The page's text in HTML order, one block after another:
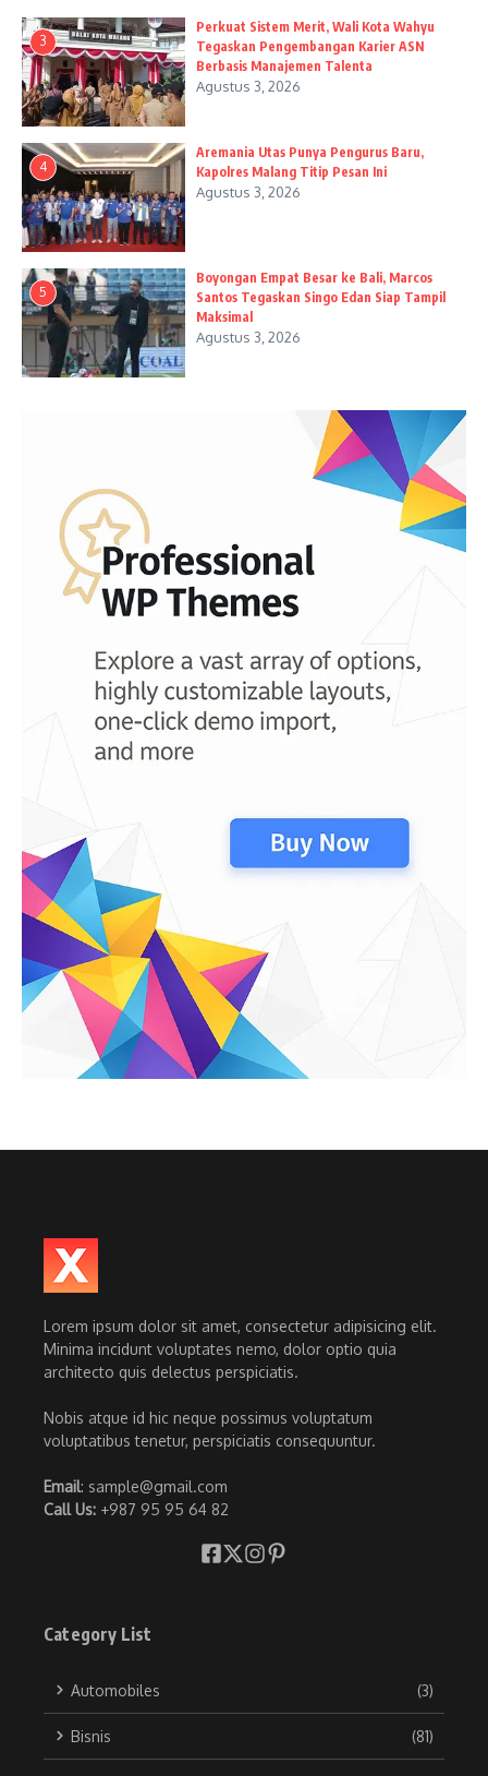
3
Perkuat Sistem Merit, Wali Kota Wahyu
Tegaskan Pengembangan Karier ASN
Berbasis Manajemen Talenta
Agustus 3, 2026
4
Aremania Utas Punya Pengurus Baru,
Kapolres Malang Titip Pesan Ini
Agustus 3, 2026
5
Boyongan Empat Besar ke Bali, Marcos
Santos Tegaskan Singo Edan Siap Tampil
Maksimal
Agustus 3, 2026
Lorem ipsum dolor sit amet, consectetur adipisicing elit.
Minima incidunt voluptates nemo, dolor optio quia
architecto quis delectus perspiciatis.
Nobis atque id hic neque possimus voluptatum
voluptatibus tenetur, perspiciatis consequuntur.
Email: sample@gmail.com
Call Us: +987 95 95 64 82
Category List
Automobiles (3)
Bisnis (81)